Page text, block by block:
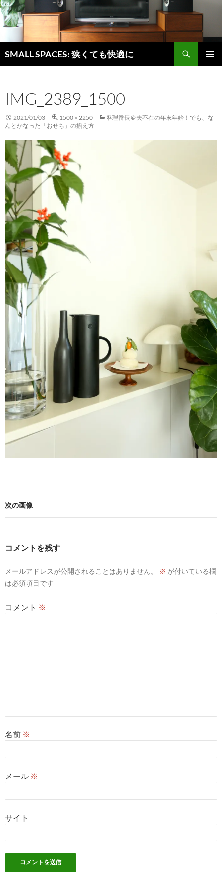
SMALL SPACES: 狭くても快適に
索
ン
ツ
へ
ス
ッ
プ
IMG_2389_1500
2021/01/03 1500 × 2250
料理番長＠夫不在の年末年始！でも、な
んとかなった「おせち」の揃え方
次の画像
コメントを残す
メールアドレスが公開されることはありません。 ※ が付いている欄
は必須項目です
コメント ※
名前 ※
メール ※
サイト